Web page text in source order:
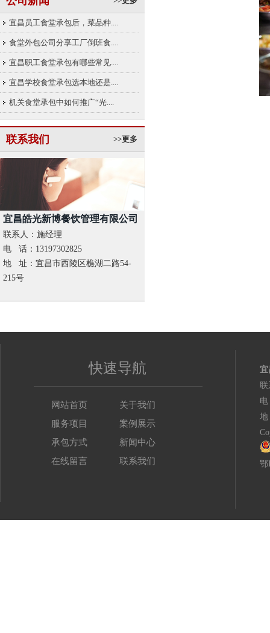
宜昌员工食堂承包后，菜品种....
食堂外包公司分享工厂倒班食....
宜昌职工食堂承包有哪些常见....
宜昌学校食堂承包选本地还是....
机关食堂承包中如何推广“光....
联系我们 >>更多
宜昌皓光新博餐饮管理有限公司
联系人：施经理
电 话：13197302825
地 址：宜昌市西陵区樵湖二路54-
215号
快速导航
网站首页
关于我们
服务项目
案例展示
承包方式
新闻中心
在线留言
联系我们
宜
联
地
鄂